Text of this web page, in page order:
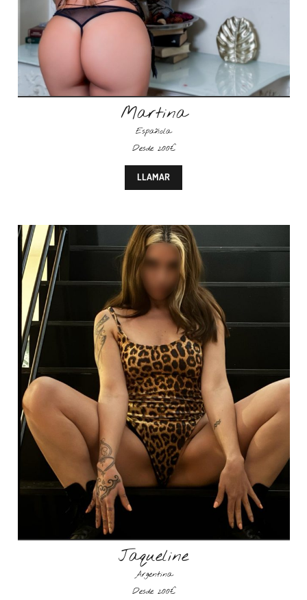
Martina
Española
Desde 200€
LLAMAR
Jaqueline
Argentina
Desde 200€